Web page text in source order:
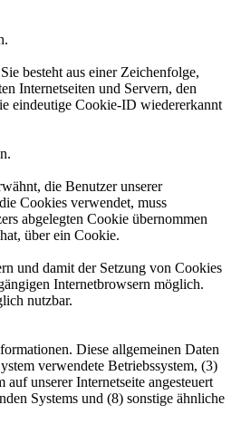
besteht aus einer Zeichenfolge,
Internetseiten und Servern, den
eindeutige Cookie-ID wiedererkannt
die Benutzer unserer
Cookies verwendet, muss
abgelegten Cookie übernommen
über ein Cookie.
und damit der Setzung von Cookies
Internetbrowsern möglich.
nutzbar.
Diese allgemeinen Daten
verwendete Betriebssystem, (3)
unserer Internetseite angesteuert
Systems und (8) sonstige ähnliche